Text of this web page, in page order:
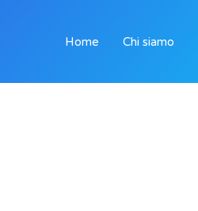
Home Chi siamo